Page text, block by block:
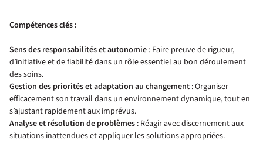
Compétences clés :
Sens des responsabilités et autonomie : Faire preuve de rigueur,
d’initiative et de fiabilité dans un rôle essentiel au bon déroulement
des soins.
Gestion des priorités et adaptation au changement : Organiser
efficacement son travail dans un environnement dynamique, tout en
s’ajustant rapidement aux imprévus.
Analyse et résolution de problèmes : Réagir avec discernement aux
situations inattendues et appliquer les solutions appropriées.